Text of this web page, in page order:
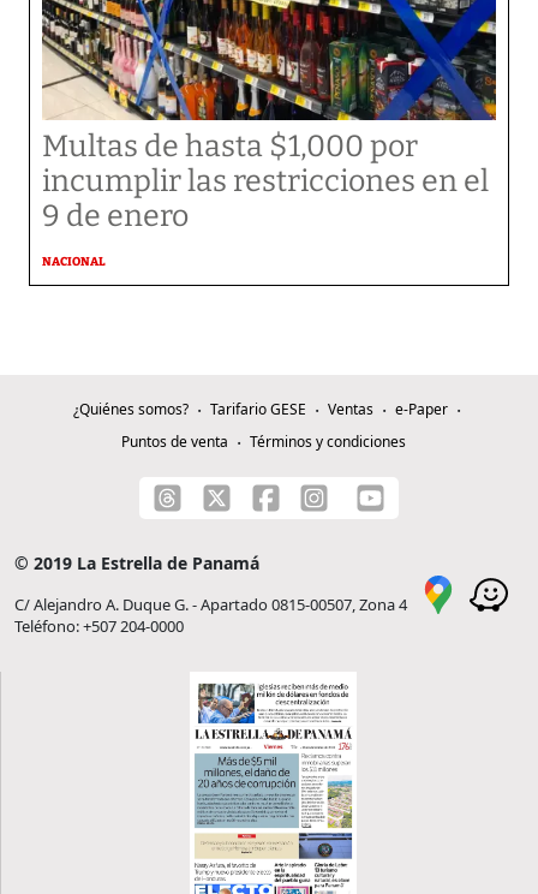
Multas de hasta $1,000 por
incumplir las restricciones en el
9 de enero
NACIONAL
¿Quiénes somos? Tarifario GESE Ventas
e-Paper
Puntos de venta
Términos y condiciones
© 2019 La Estrella de Panamá
C/ Alejandro A. Duque G. - Apartado 0815-00507, Zona 4
Teléfono: +507 204-0000